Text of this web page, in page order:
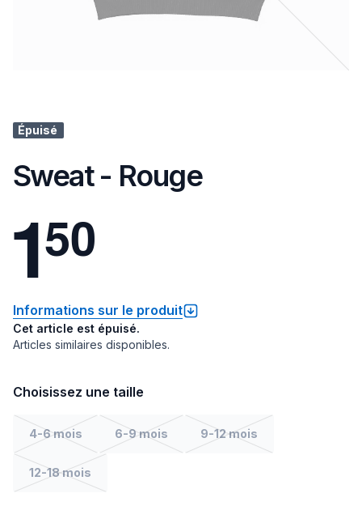
Épuisé
Sweat - Rouge
150
Informations sur le produit
Cet article est épuisé.
Articles similaires disponibles.
Choisissez une taille
4-6 mois 6-9 mois 9-12 mois
12-18 mois